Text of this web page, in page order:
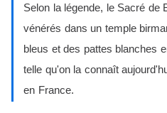
Selon la légende, le Sacré de
vénérés dans un temple
bleus et des pattes blanches
telle qu'on la connaît
en France.